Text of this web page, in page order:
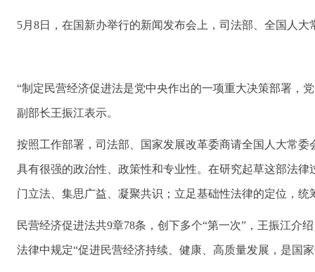
5月8日，在国新办举行的新闻发布会上，司法部、全国人
“制定民营经济促进法是党中央作出的一项重大决策部署，
副部长王振江表示。
按照工作部署，司法部、国家发展改革委商请全国人大常
具有很强的政治性、政策性和专业性。在研究起草这部法
门立法、集思广益、凝聚共识；立足基础性法律的定位，
民营经济促进法共9章78条，创下多个“第一次”，王振江介
法律中规定“促进民营经济持续、健康、高质量发展，是国